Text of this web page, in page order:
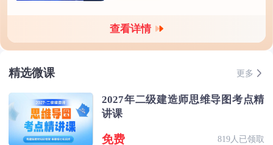
查看详情
精选微课 更多
2027年二级建造师思维导图考点精
讲课
免费 819人已领取